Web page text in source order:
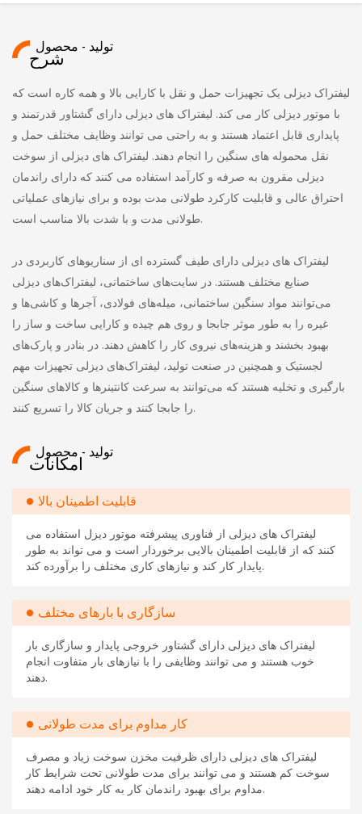
تولید - محصول
شرح
لیفتراک دیزلی یک تجهیزات حمل و نقل با کارایی بالا و همه کاره است که
با موتور دیزلی کار می کند. لیفتراک های دیزلی دارای گشتاور قدرتمند و
پایداری قابل اعتماد هستند و به راحتی می توانند وظایف مختلف حمل و
نقل محموله های سنگین را انجام دهند. لیفتراک های دیزلی از سوخت
دیزلی مقرون به صرفه و کارآمد استفاده می کنند که دارای راندمان
احتراق عالی و قابلیت کارکرد طولانی مدت بوده و برای نیازهای عملیاتی
طولانی مدت و با شدت بالا مناسب است.
لیفتراک های دیزلی دارای طیف گسترده ای از سناریوهای کاربردی در
صنایع مختلف هستند. در سایت‌های ساختمانی، لیفتراک‌های دیزلی
می‌توانند مواد سنگین ساختمانی، میله‌های فولادی، آجرها و کاشی‌ها و
غیره را به طور موثر جابجا و روی هم چیده و کارایی ساخت و ساز را
بهبود بخشند و هزینه‌های نیروی کار را کاهش دهند. در بنادر و پارک‌های
لجستیک و همچنین در صنعت تولید، لیفتراک‌های دیزلی تجهیزات مهم
بارگیری و تخلیه هستند که می‌توانند به سرعت کانتینرها و کالاهای سنگین
را جابجا کنند و جریان کالا را تسریع کنند.
تولید - محصول
امکانات
قابلیت اطمینان بالا
لیفتراک های دیزلی از فناوری پیشرفته موتور دیزل استفاده می
کنند که از قابلیت اطمینان بالایی برخوردار است و می تواند به طور
پایدار کار کند و نیازهای کاری مختلف را برآورده کند.
سازگاری با بارهای مختلف
لیفتراک های دیزلی دارای گشتاور خروجی پایدار و سازگاری بار
خوب هستند و می توانند وظایفی را با نیازهای بار متفاوت انجام
دهند.
کار مداوم برای مدت طولانی
لیفتراک های دیزلی دارای ظرفیت مخزن سوخت زیاد و مصرف
سوخت کم هستند و می توانند برای مدت طولانی تحت شرایط کار
مداوم برای بهبود راندمان کار به کار خود ادامه دهند.